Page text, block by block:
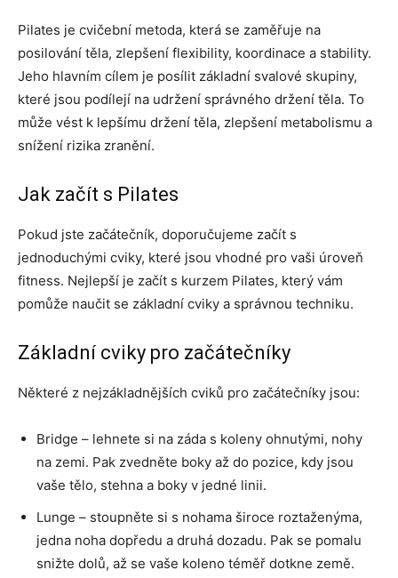
Pilates je cvičební metoda, která se zaměřuje na
posilování těla, zlepšení flexibility, koordinace a stability.
Jeho hlavním cílem je posílit základní svalové skupiny,
které jsou podílejí na udržení správného držení těla. To
může vést k lepšímu držení těla, zlepšení metabolismu a
snížení rizika zranění.
Jak začít s Pilates
Pokud jste začátečník, doporučujeme začít s
jednoduchými cviky, které jsou vhodné pro vaši úroveň
fitness. Nejlepší je začít s kurzem Pilates, který vám
pomůže naučit se základní cviky a správnou techniku.
Základní cviky pro začátečníky
Některé z nejzákladnějších cviků pro začátečníky jsou:
Bridge – lehnete si na záda s koleny ohnutými, nohy
na zemi. Pak zvedněte boky až do pozice, kdy jsou
vaše tělo, stehna a boky v jedné linii.
Lunge – stoupněte si s nohama široce roztaženýma,
jedna noha dopředu a druhá dozadu. Pak se pomalu
snižte dolů, až se vaše koleno téměř dotkne země.